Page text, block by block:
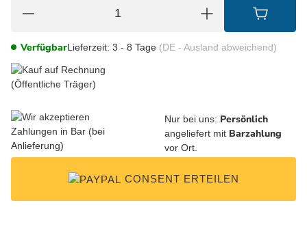
VerfügbarLieferzeit: 3 - 8 Tage (DE - Ausland abweichend)
Nur bei uns: Persönlich
angeliefert mit Barzahlung
vor Ort.
CONSENT ERTEILEN